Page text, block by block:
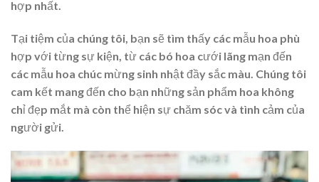
hợp nhất.
Tại tiệm của chúng tôi, bạn sẽ tìm thấy các mẫu hoa phù
hợp với từng sự kiện, từ các bó hoa cưới lãng mạn đến
các mẫu hoa chúc mừng sinh nhật đầy sắc màu. Chúng tôi
cam kết mang đến cho bạn những sản phẩm hoa không
chỉ đẹp mắt mà còn thể hiện sự chăm sóc và tình cảm của
người gửi.